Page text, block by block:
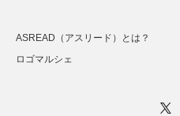
ASREAD（アスリード）とは？
ロゴマルシェ